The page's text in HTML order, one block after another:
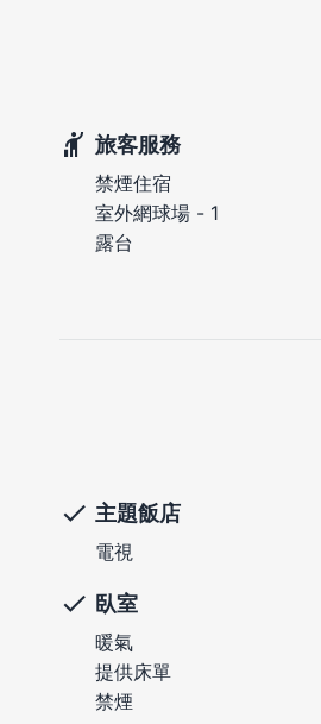
旅客服務
禁煙住宿
室外網球場 - 1
露台
主題飯店
電視
臥室
暖氣
提供床單
禁煙